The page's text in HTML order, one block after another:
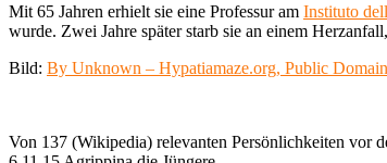
Mit 65 Jahren erhielt sie eine Professur am Instituto
wurde. Zwei Jahre später starb sie an einem
Bild: By Unknown – Hypatiamaze.org, Public Domain
Von 137 (Wikipedia) relevanten Persönlichkeiten vor